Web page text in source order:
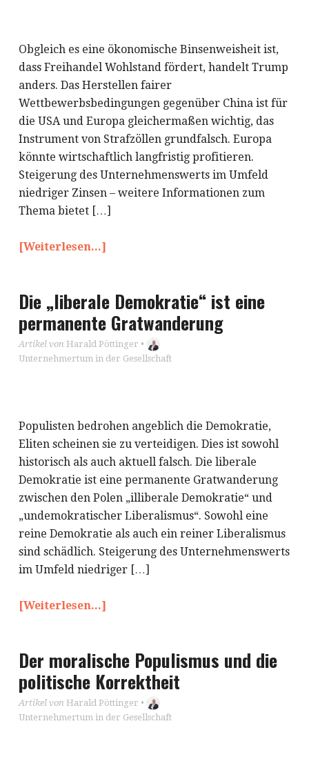
Obgleich es eine ökonomische Binsenweisheit ist,
dass Freihandel Wohlstand fördert, handelt Trump
anders. Das Herstellen fairer
Wettbewerbsbedingungen gegenüber China ist für
die USA und Europa gleichermaßen wichtig, das
Instrument von Strafzöllen grundfalsch. Europa
könnte wirtschaftlich langfristig profitieren.
Steigerung des Unternehmenswerts im Umfeld
niedriger Zinsen – weitere Informationen zum
Thema bietet […]
[Weiterlesen...]
Die „liberale Demokratie“ ist eine
permanente Gratwanderung
Artikel von Harald Pöttinger •
Unternehmertum in der Gesellschaft
Populisten bedrohen angeblich die Demokratie,
Eliten scheinen sie zu verteidigen. Dies ist sowohl
historisch als auch aktuell falsch. Die liberale
Demokratie ist eine permanente Gratwanderung
zwischen den Polen „illiberale Demokratie“ und
„undemokratischer Liberalismus“. Sowohl eine
reine Demokratie als auch ein reiner Liberalismus
sind schädlich. Steigerung des Unternehmenswerts
im Umfeld niedriger […]
[Weiterlesen...]
Der moralische Populismus und die
politische Korrektheit
Artikel von Harald Pöttinger •
Unternehmertum in der Gesellschaft